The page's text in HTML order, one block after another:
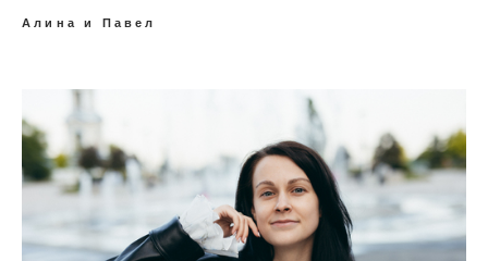
Алина и Павел